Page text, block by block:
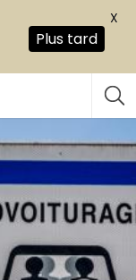
Plus tard
X